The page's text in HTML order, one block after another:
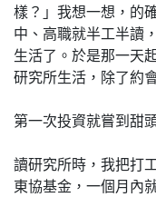
樣？」我想一想，的
中、高職就半工半讀
生活了。於是那一天
研究所生活，除了約
第一次投資就嘗到甜
讀研究所時，我把打
東協基金，一個月內